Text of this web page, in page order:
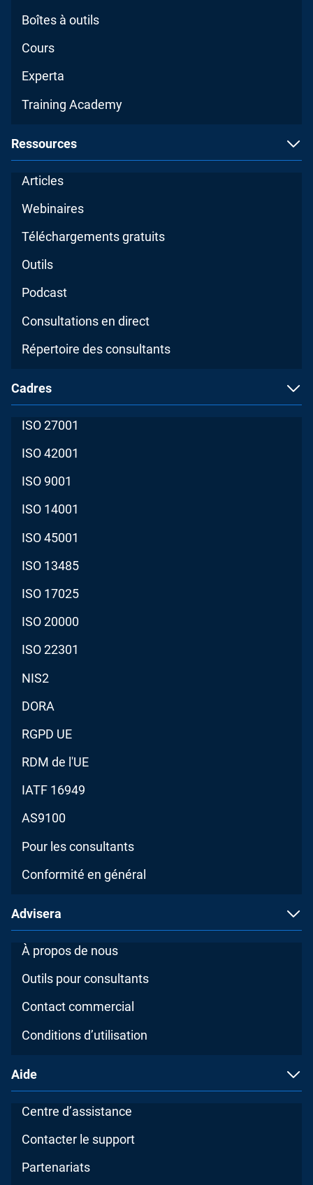
Boîtes à outils
Cours
Experta
Training Academy
Ressources
Articles
Webinaires
Téléchargements gratuits
Outils
Podcast
Consultations en direct
Répertoire des consultants
Cadres
ISO 27001
ISO 42001
ISO 9001
ISO 14001
ISO 45001
ISO 13485
ISO 17025
ISO 20000
ISO 22301
NIS2
DORA
RGPD UE
RDM de l'UE
IATF 16949
AS9100
Pour les consultants
Conformité en général
Advisera
À propos de nous
Outils pour consultants
Contact commercial
Conditions d’utilisation
Aide
Centre d’assistance
Contacter le support
Partenariats